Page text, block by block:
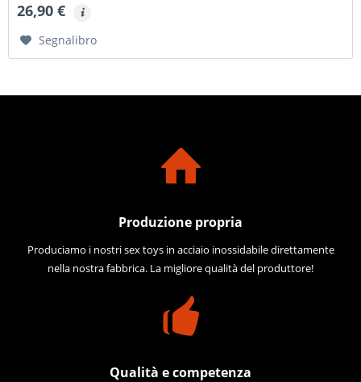
26,90 €
Segnalibro
Produzione propria
Produciamo i nostri sex toys in acciaio inossidabile direttamente
nella nostra fabbrica. La migliore qualità del produttore!
Qualità e competenza